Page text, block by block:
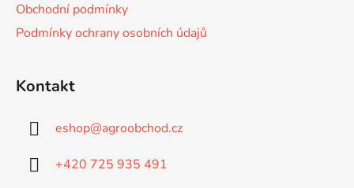
Obchodní podmínky
Podmínky ochrany osobních údajů
Kontakt
eshop@agroobchod.cz
+420 725 935 491